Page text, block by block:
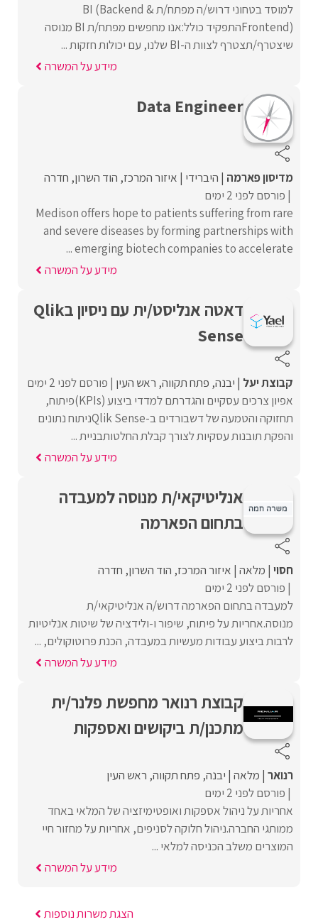
למוסד בטחוני דרוש/ה מפתח/ת BI (Backend &
Frontend)התפקיד כולל:אנו מחפשים מפתח/ת BI מנוסה
שיצטרף/תצטרף לצוות ה-BI שלנו, עם יכולות חזקות ...
מידע על המשרה
Data Engineer
מדיסון פארמה היברידי איזור המרכז הוד השרון חדרה
פורסם לפני 2 ימים
Medison offers hope to patients suffering from rare
and severe diseases by forming partnerships with
emerging biotech companies to accelerate ...
מידע על המשרה
דאטה אנליסט/ית עם ניסיון בQlik
Sense
קבוצת יעל יבנה פתח תקווה ראש העין פורסם לפני 2 ימים
אפיון צרכים עסקיים והגדרתם למדדי ביצוע (KPIs)פיתוח,
תחזוקה והטמעה של דשבורדים ב-Qlik Senseניתוח נתונים
והפקת תובנות עסקיות לצורך קבלת החלטותבניית ...
מידע על המשרה
אנליטיקאי/ת מנוסה למעבדה
בתחום הפארמה
חסוי מלאה איזור המרכז הוד השרון חדרה
פורסם לפני 2 ימים
למעבדה בתחום הפארמה דרוש/ה אנליטיקאי/ת
מנוסה.אחריות על פיתוח, שיפור ו-ולידציה של שיטות אנליטיות
לרבות ביצוע עבודות מעשיות במעבדה, הכנת פרוטוקולים, ...
מידע על המשרה
קבוצת רנואר מחפשת פלנר/ית
מתכנן/ת ביקושים ואספקות
רנואר מלאה יבנה פתח תקווה ראש העין
פורסם לפני 2 ימים
אחריות על ניהול אספקות ואופטימיזציה של המלאי באחד
ממותגי החברה.ניהול חלוקה לסניפים, אחריות על מחזור חיי
המוצרים משלב הכניסה למלאי ...
מידע על המשרה
הצגת משרות נוספות